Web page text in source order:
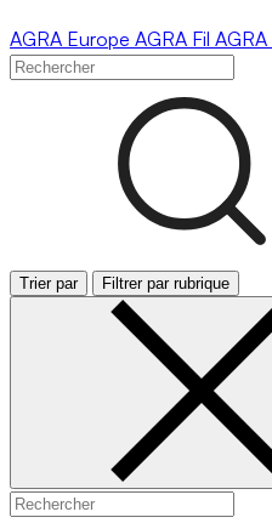
AGRA Europe AGRA Fil AGRA
Trier par Filtrer par rubrique